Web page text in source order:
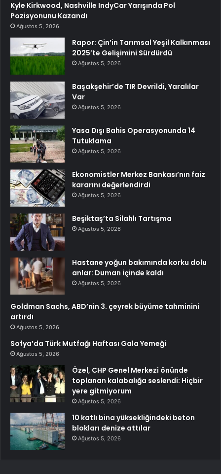
Kyle Kirkwood, Nashville IndyCar Yarışında Pol
Pozisyonunu Kazandı
Ağustos 5, 2026
Rapor: Çin’in Tarımsal Yeşil Kalkınması
2025’te Gelişimini Sürdürdü
Ağustos 5, 2026
Başakşehir’de TIR Devrildi, Yaralılar
Var
Ağustos 5, 2026
Yasa Dışı Bahis Operasyonunda 14
Tutuklama
Ağustos 5, 2026
Ekonomistler Merkez Bankası’nın faiz
kararını değerlendirdi
Ağustos 5, 2026
Beşiktaş’ta Silahlı Tartışma
Ağustos 5, 2026
Hastane yoğun bakımında korku dolu
anlar: Duman içinde kaldı
Ağustos 5, 2026
Goldman Sachs, ABD’nin 3. çeyrek büyüme tahminini
artırdı
Ağustos 5, 2026
Sofya’da Türk Mutfağı Haftası Gala Yemeği
Ağustos 5, 2026
Özel, CHP Genel Merkezi önünde
toplanan kalabalığa seslendi: Hiçbir
yere gitmiyorum
Ağustos 5, 2026
10 katlı bina yüksekliğindeki beton
blokları denize attılar
Ağustos 5, 2026